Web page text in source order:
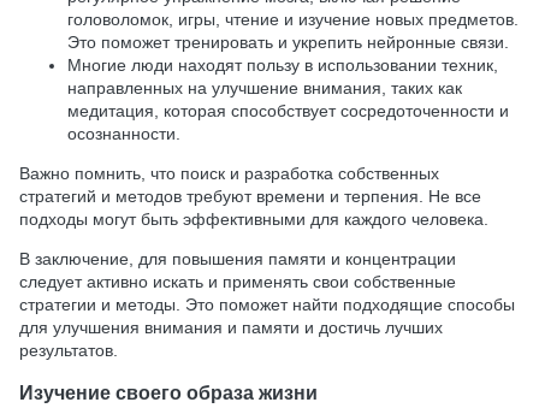
головоломок, игры, чтение и изучение новых предметов.
Это поможет тренировать и укрепить нейронные связи.
Многие люди находят пользу в использовании техник,
направленных на улучшение внимания, таких как
медитация, которая способствует сосредоточенности и
осознанности.
Важно помнить, что поиск и разработка собственных
стратегий и методов требуют времени и терпения. Не все
подходы могут быть эффективными для каждого человека.
В заключение, для повышения памяти и концентрации
следует активно искать и применять свои собственные
стратегии и методы. Это поможет найти подходящие способы
для улучшения внимания и памяти и достичь лучших
результатов.
Изучение своего образа жизни